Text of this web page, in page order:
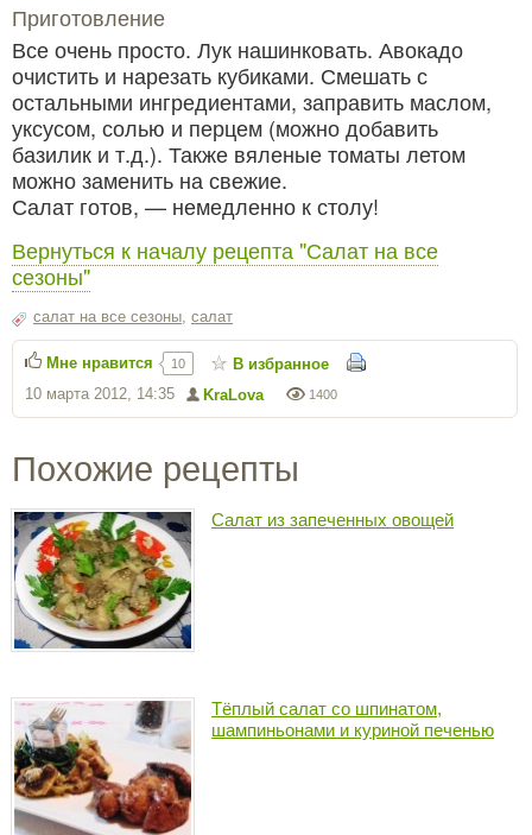
Приготовление
Все очень просто. Лук нашинковать. Авокадо
очистить и нарезать кубиками. Смешать с
остальными ингредиентами, заправить маслом,
уксусом, солью и перцем (можно добавить
базилик и т.д.). Также вяленые томаты летом
можно заменить на свежие.
Салат готов, — немедленно к столу!
Вернуться к началу рецепта "Салат на все
сезоны"
салат на все сезоны, салат
1400
KraLova
10 марта 2012, 14:35
Мне нравится 10 В избранное
Похожие рецепты
Салат из запеченных овощей
Тёплый салат со шпинатом,
шампиньонами и куриной печенью